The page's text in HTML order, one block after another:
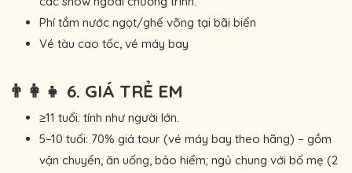
Phí tắm nước ngọt/ghế võng tại bãi biển
Vé tàu cao tốc, vé máy bay
👨‍👩‍👧 6. GIÁ TRẺ EM
≥11 tuổi: tính như người lớn.
5–10 tuổi: 70% giá tour (vé máy bay theo hãng) – gồm
vận chuyển, ăn uống, bảo hiểm; ngủ chung với bố mẹ (2